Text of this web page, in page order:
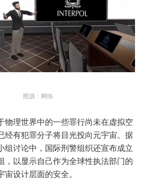
图源：网络
物理世界中的一些罪行尚未在虚拟空
经有犯罪分子将目光投向元宇宙。据
组讨论中，国际刑警组织还宣布成立
，以显示自己作为全球性执法部门的
设计层面的安全。